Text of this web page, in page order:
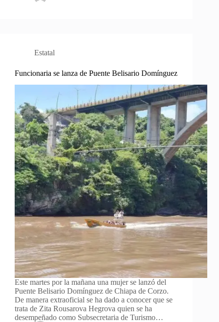
Estatal
Funcionaria se lanza de Puente Belisario Domínguez
Este martes por la mañana una mujer se lanzó del
Puente Belisario Domínguez de Chiapa de Corzo.
De manera extraoficial se ha dado a conocer que se
trata de Zita Rousarova Hegrova quien se ha
desempeñado como Subsecretaria de Turismo…